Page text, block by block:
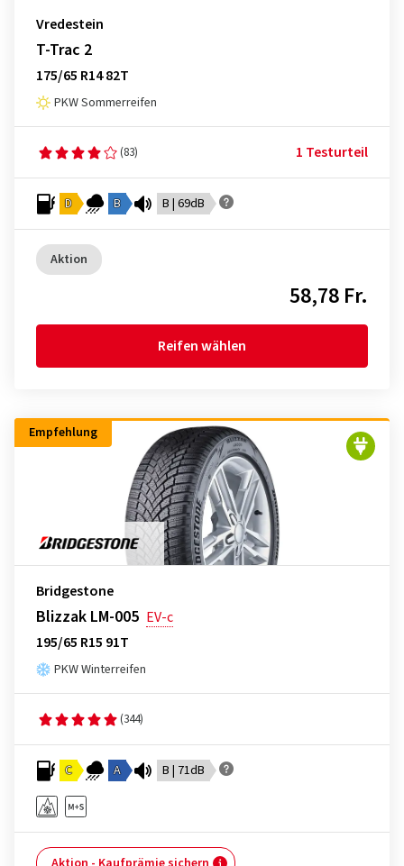
Vredestein
T-Trac 2
175/65 R14 82T
PKW Sommerreifen
(83) 1 Testurteil
D B B | 69dB
Aktion
58,78 Fr.
Reifen wählen
Empfehlung
Bridgestone
Blizzak LM-005 EV-c
195/65 R15 91T
PKW Winterreifen
(344)
C A B | 71dB